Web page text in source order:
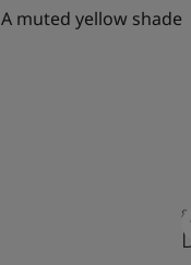
A muted yellow shade